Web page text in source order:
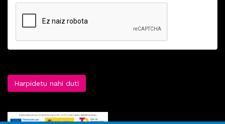
Harpidetu nahi dut!